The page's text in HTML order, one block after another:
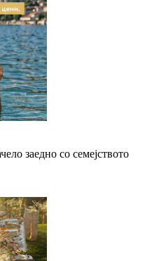
заедно со семејството